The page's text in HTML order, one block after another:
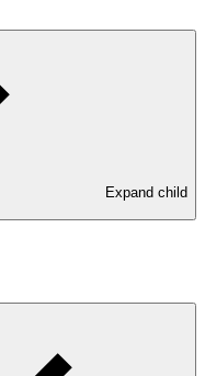
Expand child